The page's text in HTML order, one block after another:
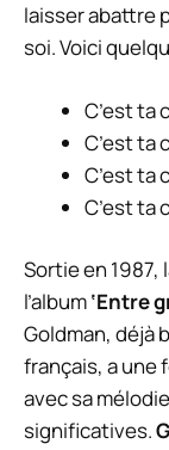
laisser abattre
soi. Voici
C’est ta
C’est ta
C’est ta
C’est ta
Sortie en 1987,
l’album‘Entre
Goldman, déjà
français, a une
avec sa
significatives.